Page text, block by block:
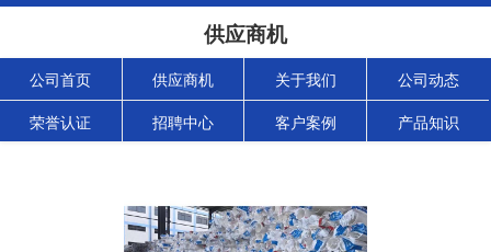
供应商机
公司首页 供应商机 关于我们 公司动态
荣誉认证 招聘中心 客户案例 产品知识